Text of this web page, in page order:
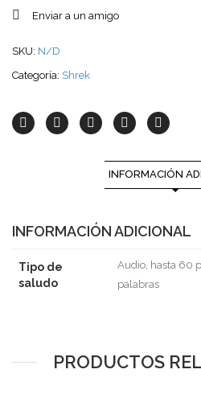
Enviar a un amigo
SKU: N/D
Categoría: Shrek
INFORMACIÓN
INFORMACIÓN ADICIONAL
Tipo de
saludo
Audio, hasta 60
palabras
PRODUCTOS